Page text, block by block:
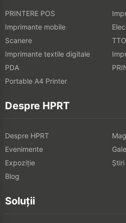
PRINTERE POS
Imprimante mobile
Scanere
Imprimante textile digitale
PDA
Portable A4 Printer
Despre HPRT
Despre HPRT
Evenimente
Expoziţie
Știri
Blog
Soluții